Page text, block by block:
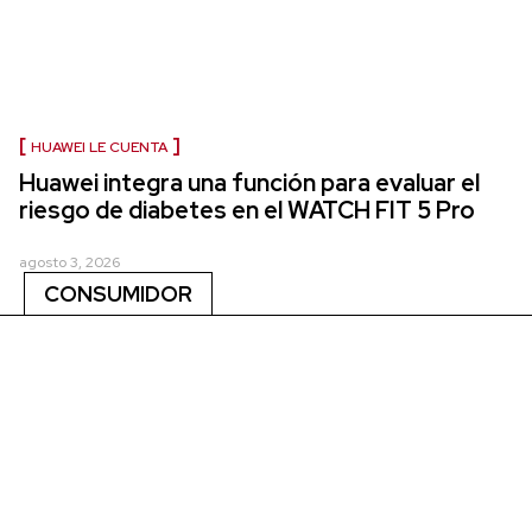
HUAWEI LE CUENTA
Huawei integra una función para evaluar el
riesgo de diabetes en el WATCH FIT 5 Pro
agosto 3, 2026
CONSUMIDOR